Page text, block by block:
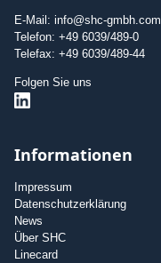
E-Mail: info@shc-gmbh.com
Telefon: +49 6039/489-0
Telefax: +49 6039/489-44
Folgen Sie uns
Informationen
Impressum
Datenschutzerklärung
News
Über SHC
Linecard